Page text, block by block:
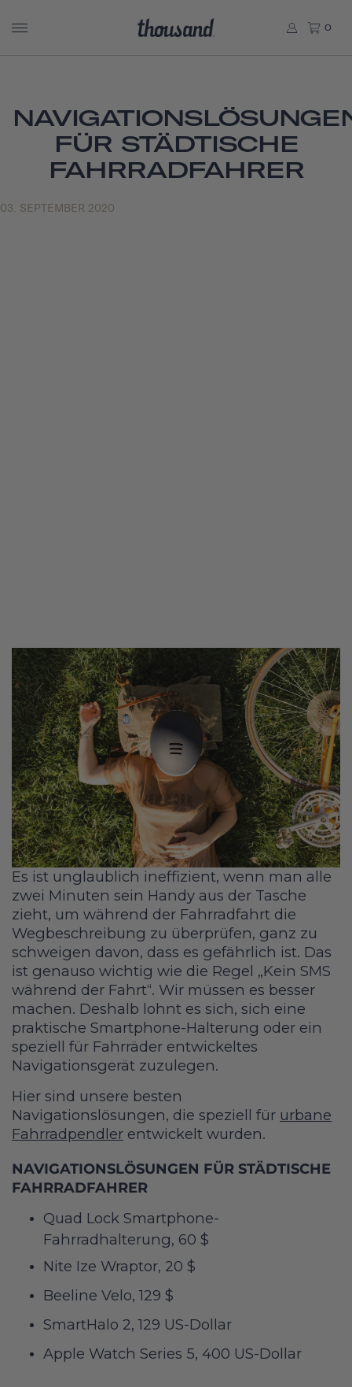
0
FÜR STÄDTISCHE
FAHRRADFAHRER
03. SEPTEMBER 2020
Es ist unglaublich ineffizient, wenn man alle
zwei Minuten sein Handy aus der Tasche
zieht, um während der Fahrradfahrt die
Wegbeschreibung zu überprüfen, ganz zu
schweigen davon, dass es gefährlich ist. Das
ist genauso wichtig wie die Regel „Kein SMS
während der Fahrt“. Wir müssen es besser
machen. Deshalb lohnt es sich, sich eine
praktische Smartphone-Halterung oder ein
speziell für Fahrräder entwickeltes
Navigationsgerät zuzulegen.
Hier sind unsere besten
Navigationslösungen, die speziell für urbane
Fahrradpendler entwickelt wurden.
NAVIGATIONSLÖSUNGEN FÜR STÄDTISCHE
FAHRRADFAHRER
Quad Lock Smartphone-
Fahrradhalterung, 60 $
Nite Ize Wraptor, 20 $
Beeline Velo, 129 $
SmartHalo 2, 129 US-Dollar
Apple Watch Series 5, 400 US-Dollar